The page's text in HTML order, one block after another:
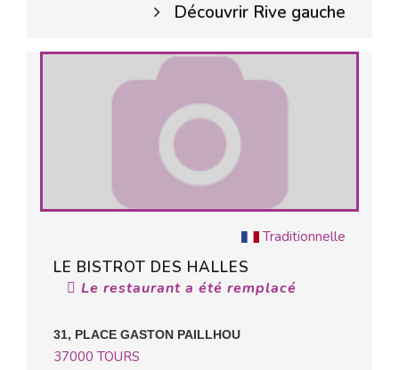
Découvrir Rive gauche
Traditionnelle
LE BISTROT DES HALLES
Le restaurant a été remplacé
31, PLACE GASTON PAILLHOU
37000 TOURS